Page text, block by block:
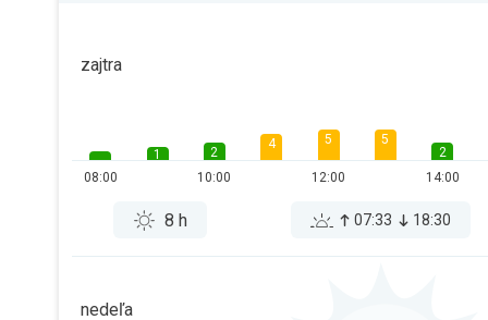
zajtra
08:00
1
2
10:00
4 5
12:00
5
2
14:00
8 h 07:33 18:30
nedeľa